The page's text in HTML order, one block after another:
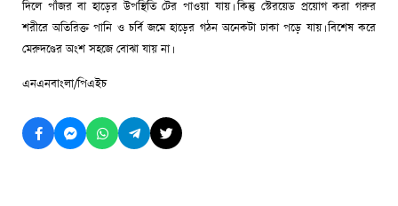
দিলে পাঁজর বা হাড়ের উপস্থিতি টের পাওয়া যায়। কিন্তু স্টেরয়েড প্রয়োগ করা গরুর
শরীরে অতিরিক্ত পানি ও চর্বি জমে হাড়ের গঠন অনেকটা ঢাকা পড়ে যায়। বিশেষ করে
মেরুদণ্ডের অংশ সহজে বোঝা যায় না।
এনএনবাংলা/পিএইচ